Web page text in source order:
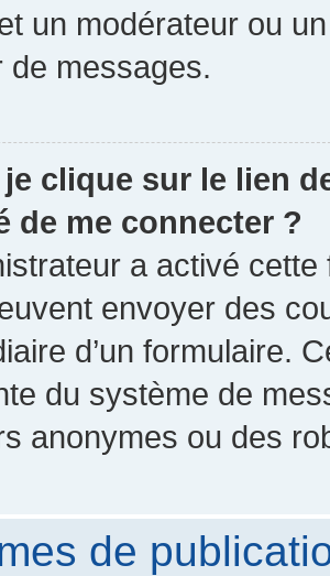
un modérateur ou
de messages.
clique sur le lien
de me connecter ?
a activé
envoyer des
d’un formulaire.
du système de
anonymes ou des
de